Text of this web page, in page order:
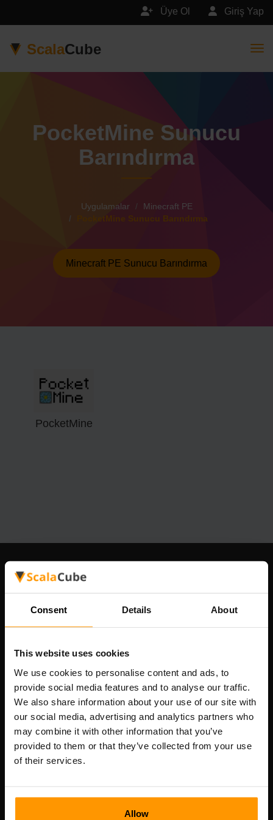
Consent Details About
This website uses cookies
We use cookies to personalise content and ads, to
provide social media features and to analyse our traffic.
We also share information about your use of our site with
our social media, advertising and analytics partners who
may combine it with other information that you’ve
provided to them or that they’ve collected from your use
of their services.
Allow
Giriş Yap
Üye Ol
ScalaCube
PocketMine Sunucu
Barındırma
Uygulamalar
Minecraft PE
PocketMine Sunucu Barındırma
Minecraft PE Sunucu Barındırma
PocketMine
Şirketimiz
Scalable Hosting Solutions OÜ
KDV numarası: EE102133820
Adres: Harju maakond, Tallinn, Kesklinna linnaosa,
Vesivärava tn 50-201, 10152
Hızlı Nav